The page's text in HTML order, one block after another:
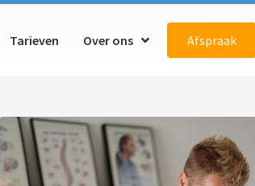
Tarieven Over ons Afspraak